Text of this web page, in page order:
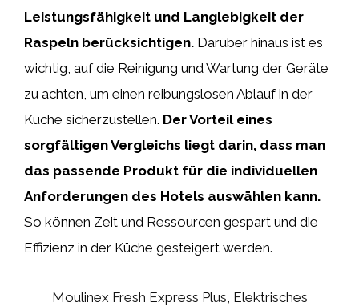
Leistungsfähigkeit und Langlebigkeit der
Raspeln berücksichtigen. Darüber hinaus ist es
wichtig, auf die Reinigung und Wartung der Geräte
zu achten, um einen reibungslosen Ablauf in der
Küche sicherzustellen. Der Vorteil eines
sorgfältigen Vergleichs liegt darin, dass man
das passende Produkt für die individuellen
Anforderungen des Hotels auswählen kann.
So können Zeit und Ressourcen gespart und die
Effizienz in der Küche gesteigert werden.
Moulinex Fresh Express Plus, Elektrisches